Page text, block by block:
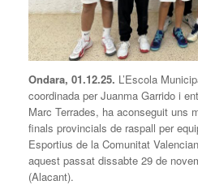
Ondara, 01.12.25. L’Escola
coordinada per Juanma Garrido i
Marc Terrades, ha aconseguit uns
finals provincials de raspall per
Esportius de la Comunitat
aquest passat dissabte 29 de
(Alacant).